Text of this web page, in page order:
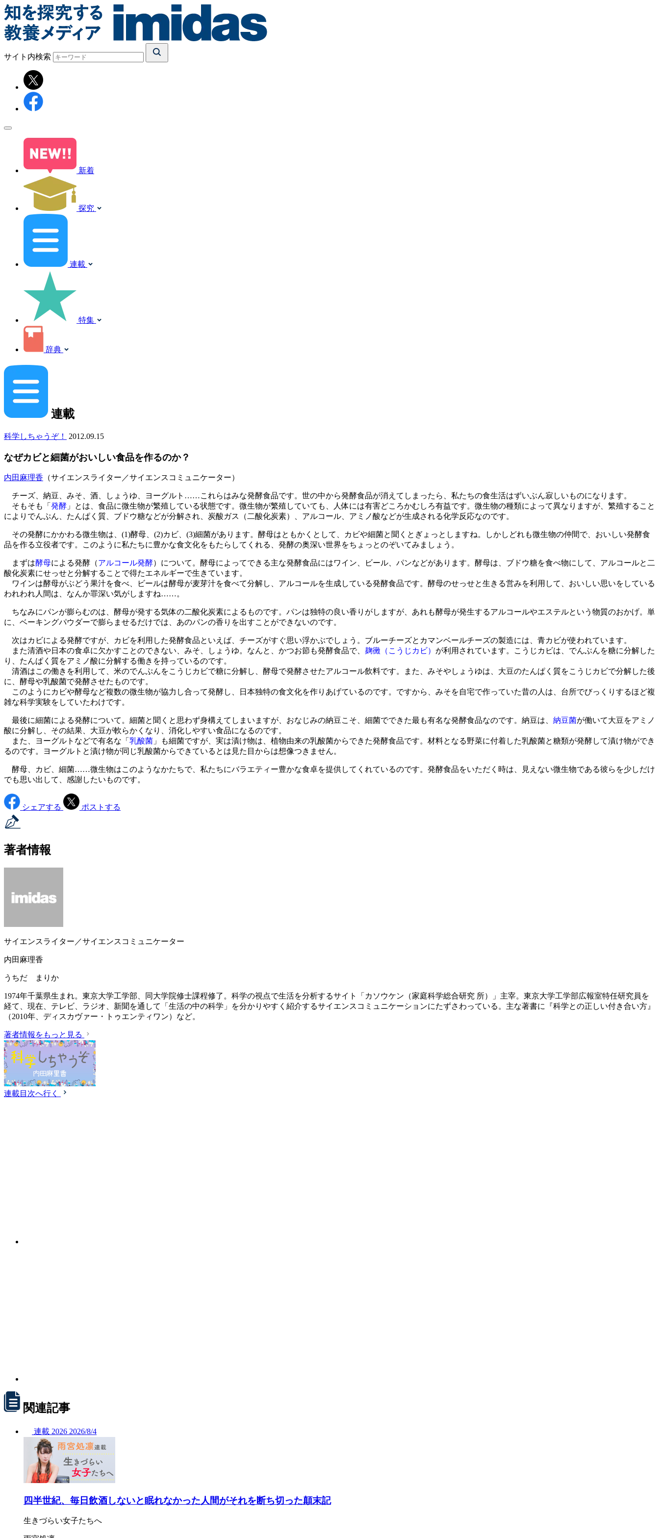
サイト内検索
新着
探究
連載
特集
辞典
連載
科学しちゃうぞ！ 2012.09.15
なぜカビと細菌がおいしい食品を作るのか？
内田麻理香 （サイエンスライター／サイエンスコミュニケーター）
チーズ、納豆、みそ、酒、しょうゆ、ヨーグルト……これらはみな発酵食品です。世の中から発酵食品が消えてしまったら、私たちの食生活はずいぶん寂しいものになります。
そもそも「 発酵 」とは、食品に微生物が繁殖している状態です。微生物が繁殖していても、人体には有害どころかむしろ有益です。微生物の種類によって異なりますが、繁殖すること
によりでんぷん、たんぱく質、ブドウ糖などが分解され、炭酸ガス（二酸化炭素）、アルコール、アミノ酸などが生成される化学反応なのです。
その発酵にかかわる微生物は、(1)酵母、(2)カビ、(3)細菌があります。酵母はともかくとして、カビや細菌と聞くとぎょっとしますね。しかしどれも微生物の仲間で、おいしい発酵食
品を作る立役者です。このように私たちに豊かな食文化をもたらしてくれる、発酵の奥深い世界をちょっとのぞいてみましょう。
まずは酵母による発酵（アルコール発酵）について。酵母によってできる主な発酵食品にはワイン、ビール、パンなどがあります。酵母は、ブドウ糖を食べ物にして、アルコールと二
酸化炭素にせっせと分解することで得たエネルギーで生きています。
ワインは酵母がぶどう果汁を食べ、ビールは酵母が麦芽汁を食べて分解し、アルコールを生成している発酵食品です。酵母のせっせと生きる営みを利用して、おいしい思いをしている
われわれ人間は、なんか罪深い気がしますね……。
ちなみにパンが膨らむのは、酵母が発する気体の二酸化炭素によるものです。パンは独特の良い香りがしますが、あれも酵母が発生するアルコールやエステルという物質のおかげ。単
に、ベーキングパウダーで膨らませるだけでは、あのパンの香りを出すことができないのです。
次はカビによる発酵ですが、カビを利用した発酵食品といえば、チーズがすぐ思い浮かぶでしょう。ブルーチーズとカマンベールチーズの製造には、青カビが使われています。
また清酒や日本の食卓に欠かすことのできない、みそ、しょうゆ。なんと、かつお節も発酵食品で、 麹黴（こうじカビ） が利用されています。こうじカビは、でんぶんを糖に分解した
り、たんぱく質をアミノ酸に分解する働きを持っているのです。
清酒はこの働きを利用して、米のでんぷんをこうじカビで糖に分解し、酵母で発酵させたアルコール飲料です。また、みそやしょうゆは、大豆のたんぱく質をこうじカビで分解した後
に、酵母や乳酸菌で発酵させたものです。
このようにカビや酵母など複数の微生物が協力し合って発酵し、日本独特の食文化を作りあげているのです。ですから、みそを自宅で作っていた昔の人は、台所でびっくりするほど複
雑な科学実験をしていたわけです。
最後に細菌による発酵について。細菌と聞くと思わず身構えてしまいますが、おなじみの納豆こそ、細菌でできた最も有名な発酵食品なのです。納豆は、 納豆菌が働いて大豆をアミノ
酸に分解し、その結果、大豆が軟らかくなり、消化しやすい食品になるのです。
また、ヨーグルトなどで有名な「 乳酸菌 」も細菌ですが、実は漬け物は、植物由来の乳酸菌からできた発酵食品です。材料となる野菜に付着した乳酸菌と糖類が発酵して漬け物ができ
るのです。ヨーグルトと漬け物が同じ乳酸菌からできているとは見た目からは想像つきません。
酵母、カビ、細菌……微生物はこのようなかたちで、私たちにバラエティー豊かな食卓を提供してくれているのです。発酵食品をいただく時は、見えない微生物である彼らを少しだけ
でも思い出して、感謝したいものです。
シェアする ポストする
著者情報
サイエンスライター／サイエンスコミュニケーター
内田麻理香
うちだ まりか
1974年千葉県生まれ。東京大学工学部、同大学院修士課程修了。科学の視点で生活を分析するサイト「カソウケン（家庭科学総合研究 所）」主宰。東京大学工学部広報室特任研究員を
経て、現在、テレビ、ラジオ、新聞を通して「生活の中の科学」を分かりやすく紹介するサイエンスコミュニケーションにたずさわっている。主な著書に『科学との正しい付き合い方』
（2010年、ディスカヴァー・トゥエンティワン）など。
著者情報をもっと見る
連載目次へ行く
関連記事
連載 2026 2026/8/4
四半世紀、毎日飲酒しないと眠れなかった人間がそれを断ち切った顛末記
生きづらい女子たちへ